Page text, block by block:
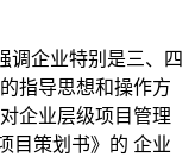
调企业特别是三、四
指导思想和操作方
企业层级项目管理
目策划书》的 企业